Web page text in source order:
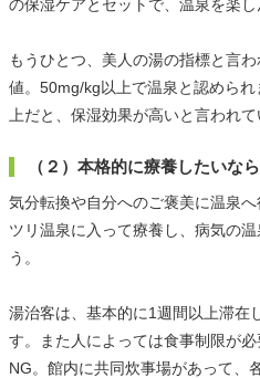
の保湿ケアとセットで、温泉を楽し
もうひとつ、美人の湯の指標と言
値。50mg/kg以上で温泉と認めら
上だと、保湿効果が高いと言われて
（２）本格的に療養したいなら
気分転換や自分へのご褒美に温泉
ツリ温泉に入って療養し、病気の
う。
湯治客は、基本的に1週間以上滞在
す。また人によっては食事制限が
NG。館内に共同炊事場があって、